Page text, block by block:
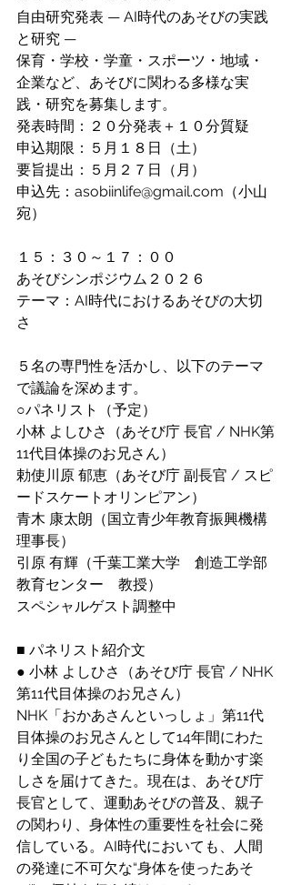
自由研究発表 — AI時代のあそびの実践
と研究 —
保育・学校・学童・スポーツ・地域・
企業など、あそびに関わる多様な実
践・研究を募集します。
発表時間：２０分発表＋１０分質疑
申込期限：５月１８日（土）
要旨提出：５月２７日（月）
申込先：asobiinlife@gmail.com （小山
宛）
１５：３０～１７：００
あそびシンポジウム２０２６
テーマ：AI時代におけるあそびの大切
さ
５名の専門性を活かし、以下のテーマ
で議論を深めます。
○パネリスト（予定）
小林 よしひさ（あそび庁 長官 / NHK第
11代目体操のお兄さん）
勅使川原 郁恵（あそび庁 副長官 / スピ
ードスケートオリンピアン）
青木 康太朗（国立青少年教育振興機構
理事長）
引原 有輝（千葉工業大学　創造工学部
教育センター　教授）
スペシャルゲスト調整中
■ パネリスト紹介文
● 小林 よしひさ（あそび庁 長官 / NHK
第11代目体操のお兄さん）
NHK「おかあさんといっしょ」第11代
目体操のお兄さんとして14年間にわた
り全国の子どもたちに身体を動かす楽
しさを届けてきた。現在は、あそび庁
長官として、運動あそびの普及、親子
の関わり、身体性の重要性を社会に発
信している。AI時代においても、人間
の発達に不可欠な“身体を使ったあそ